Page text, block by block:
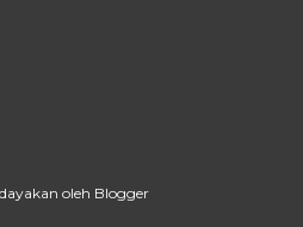
oleh Blogger